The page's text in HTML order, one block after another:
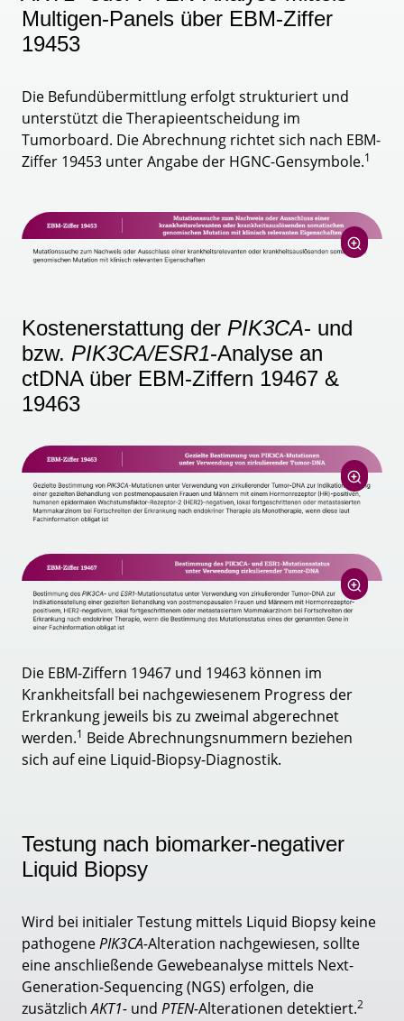
Multigen-Panels über EBM-Ziffer
19453
Die Befundübermittlung erfolgt strukturiert und
unterstützt die Therapieentscheidung im
Tumorboard. Die Abrechnung richtet sich nach EBM-
Ziffer 19453 unter Angabe der HGNC-Gensymbole.1
Kostenerstattung der PIK3CA- und
bzw. PIK3CA/ESR1-Analyse an
ctDNA über EBM-Ziffern 19467 &
19463
Die EBM-Ziffern 19467 und 19463 können im
Krankheitsfall bei nachgewiesenem Progress der
Erkrankung jeweils bis zu zweimal abgerechnet
werden.1 Beide Abrechnungsnummern beziehen
sich auf eine Liquid-Biopsy-Diagnostik.
Testung nach biomarker-negativer
Liquid Biopsy
Wird bei initialer Testung mittels Liquid Biopsy keine
pathogenePIK3CA-Alteration nachgewiesen, sollte
eine anschließende Gewebeanalyse mittels Next-
Generation-Sequencing (NGS) erfolgen, die
zusätzlichAKT1- und PTEN-Alterationen detektiert.2